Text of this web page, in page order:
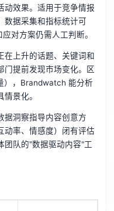
动效果。适用于竞争情报
数据采集和指标统计可
对方案仍需人工判断。
在上升的话题、关键词和
门提前发现市场变化。区
），Brandwatch 能分析
景化。
据洞察指导内容创意方
动率、情感度）闭有评估
团队的"数据驱动内容"工